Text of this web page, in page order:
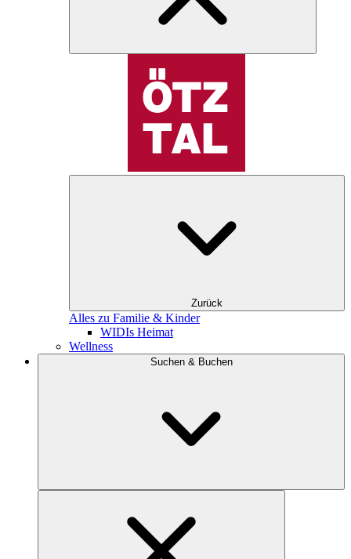
Zurück
Alles zu Familie & Kinder
WIDIs Heimat
Wellness
Suchen & Buchen